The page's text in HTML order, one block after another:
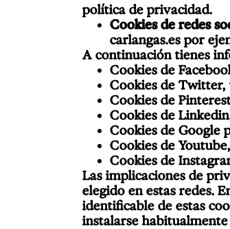
política de privacidad.
Cookies de redes
carlangas.es por
A continuación tienes
Cookies de
Cookies de Twitter,
Cookies de
Cookies de
Cookies de Google
Cookies de
Cookies de
Las implicaciones de
elegido en estas redes.
identificable de estas
instalarse